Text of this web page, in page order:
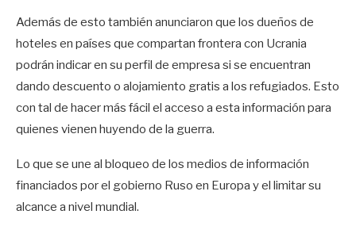
Además de esto también anunciaron que los dueños de
hoteles en países que compartan frontera con Ucrania
podrán indicar en su perfil de empresa si se encuentran
dando descuento o alojamiento gratis a los refugiados. Esto
con tal de hacer más fácil el acceso a esta información para
quienes vienen huyendo de la guerra.
Lo que se une al bloqueo de los medios de información
financiados por el gobierno Ruso en Europa y el limitar su
alcance a nivel mundial.